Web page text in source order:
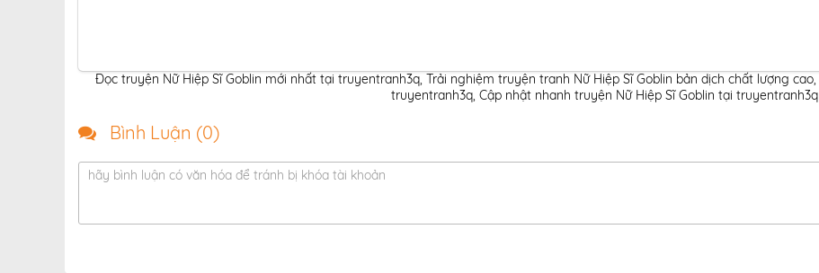
Đọc truyện Nữ Hiệp Sĩ Goblin mới nhất tại truyentranh3q, Trải nghiệm truyện tranh Nữ Hiệp Sĩ Goblin bản dịch chất lượng cao,
truyentranh3q, Cập nhật nhanh truyện Nữ Hiệp Sĩ Goblin tại truyentranh3q
Bình Luận (0)
hãy bình luận có văn hóa để tránh bị khóa tài khoản